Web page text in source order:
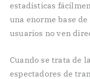
estadísticas
una enorme base
usuarios no ven
Cuando se trata de
espectadores de